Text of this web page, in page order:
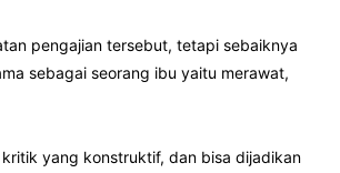
pengajian tersebut, tetapi sebaiknya
sebagai seorang ibu yaitu merawat,
yang konstruktif, dan bisa dijadikan